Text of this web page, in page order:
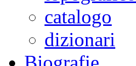
catalogo
dizionari